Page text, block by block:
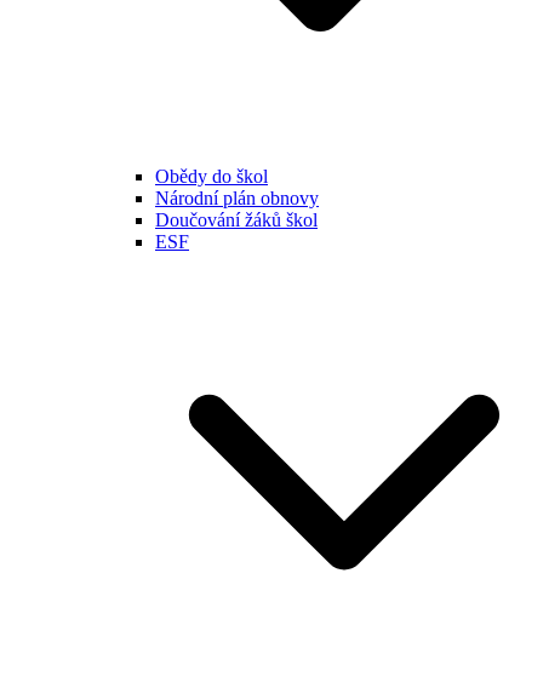
Obědy do škol
Národní plán obnovy
Doučování žáků škol
ESF